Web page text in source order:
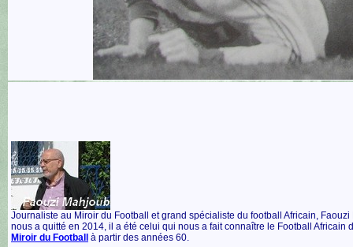
Journaliste au Miroir du Football et grand spécialiste du football Africain, Faouzi
nous a quitté en 2014, il a été celui qui nous a fait connaître le Football Africain
Miroir du Football
à partir des années 60.